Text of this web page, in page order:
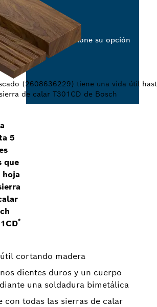
5
que
hoja
*
cortando madera
dientes duros y un cuerpo
una soldadura bimetálica
con todas las sierras de calar
(2608636229) tiene una vida útil
de calar T301CD de Bosch
Seleccione su opción